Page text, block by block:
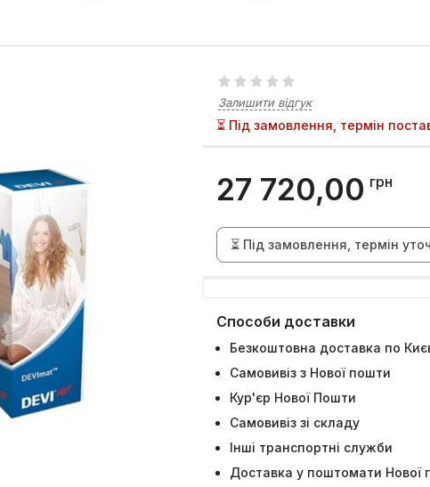
Залишити відгук
⏳ Під замовлення, термін
27 720,00 грн
⏳ Під замовлення, термін
Способи доставки
Безкоштовна доставка по
Самовивіз з Нової пошти
Кур'єр Нової Пошти
Самовивіз зі складу
Інші транспортні служби
Доставка у поштомати Нової